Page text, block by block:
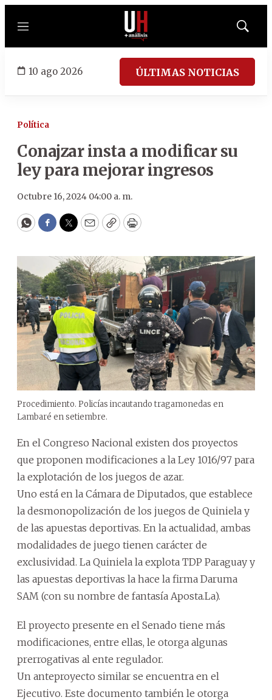
Menú
Mostrar
10 ago 2026 ÚLTIMAS NOTICIAS
Política
Conajzar insta a modificar su
ley para mejorar ingresos
Octubre 16, 2024 04:00 a. m.
WhatsApp
Facebook
Twitter
EmailCopyPrint
Procedimiento. Policías incautando tragamonedas en
Lambaré en setiembre.
En el Congreso Nacional existen dos proyectos
que proponen modificaciones a la Ley 1016/97 para
la explotación de los juegos de azar.
Uno está en la Cámara de Diputados, que establece
la desmonopolización de los juegos de Quiniela y
de las apuestas deportivas. En la actualidad, ambas
modalidades de juego tienen carácter de
exclusividad. La Quiniela la explota TDP Paraguay y
las apuestas deportivas la hace la firma Daruma
SAM (con su nombre de fantasía Aposta.La).
El proyecto presente en el Senado tiene más
modificaciones, entre ellas, le otorga algunas
prerrogativas al ente regulador.
Un anteproyecto similar se encuentra en el
Ejecutivo. Este documento también le otorga